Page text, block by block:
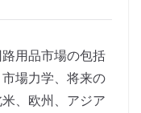
用品市場の包括
場力学、将来の
、欧州、アジア